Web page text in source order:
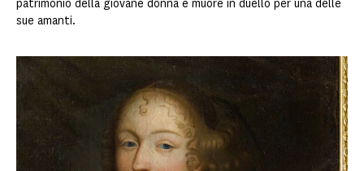
patrimonio della giovane donna e muore in duello per una delle
sue amanti.